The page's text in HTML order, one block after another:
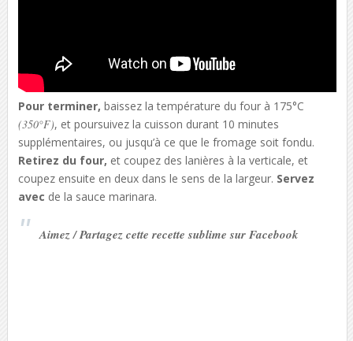
Pour terminer, baissez la température du four à 175°C
(350°F), et poursuivez la cuisson durant 10 minutes
supplémentaires, ou jusqu’à ce que le fromage soit fondu.
Retirez du four, et coupez des lanières à la verticale, et
coupez ensuite en deux dans le sens de la largeur. Servez
avec de la sauce marinara.
Aimez / Partagez cette recette sublime sur Facebook